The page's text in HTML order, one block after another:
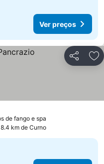
Ver preços
Partilhar
de fango e spa
km de Curno